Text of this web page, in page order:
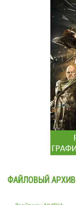
ФАЙЛОВЫЙ АРХИВ